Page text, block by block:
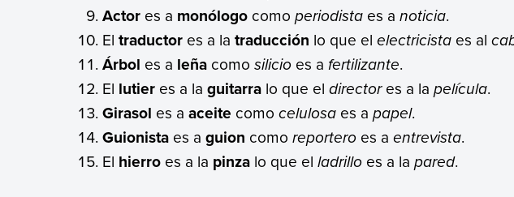
Actor es a monólogo comoperiodista es anoticia.
Eltraductor es a latraducción lo que elelectricista es al
Árbol es a leña comosilicio es afertilizante.
El lutier es a laguitarra lo que eldirectores a lapelícula.
Girasol es aaceite comocelulosa es apapel.
Guionista es aguion comoreportero es aentrevista.
El hierro es a la pinza lo que elladrillo es a lapared.